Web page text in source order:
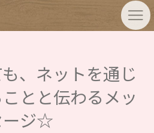
、ネットを通じ
とと伝わるメッ
ージ☆